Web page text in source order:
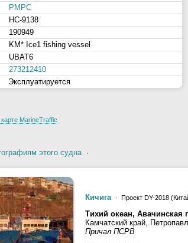
РМРС
НС-9138
190949
KM* Ice1 fishing vessel
UBAT6
273212410
Эксплуатируется
MarineTraffic
этого судна·
Кичига · Проект DY-2018
Тихий океан, Авачинская
Камчатский край,
Причал ПСРВ